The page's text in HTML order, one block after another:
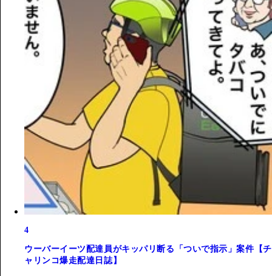
4
ウーバーイーツ配達員がキッパリ断る「ついで指示」案件【チ
ャリンコ爆走配達日誌】